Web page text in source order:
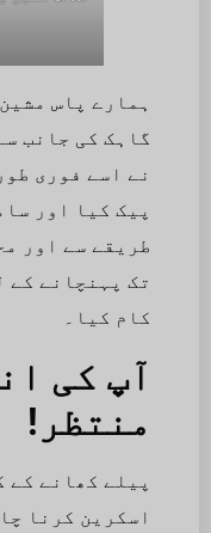
ہمارے پاس
گاہک کی جانب
نے اسے فوری
پیک کیا اور
طریقے سے اور
تک پہنچانے کے
کام کیا۔
آپ کی
منتظر!
پیلے کھانے کے
اسکرین کرنا